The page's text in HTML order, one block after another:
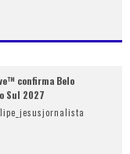
confirma Belo
Sul 2027